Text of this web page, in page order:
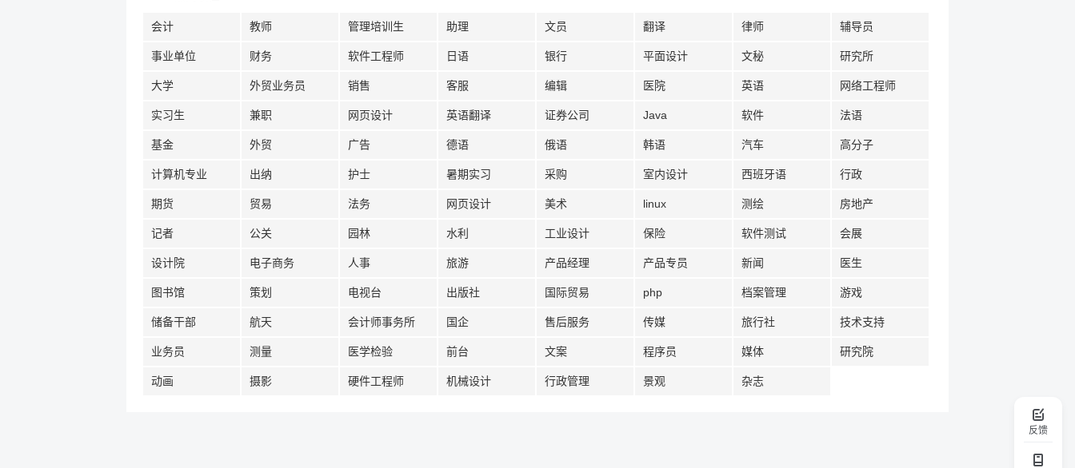
反馈
会计 教师 管理培训生 助理 文员 翻译 律师 辅导员
事业单位 财务 软件工程师 日语 银行 平面设计 文秘 研究所
大学 外贸业务员 销售 客服 编辑 医院 英语 网络工程师
实习生 兼职 网页设计 英语翻译 证券公司 Java 软件 法语
基金 外贸 广告 德语 俄语 韩语 汽车 高分子
计算机专业 出纳 护士 暑期实习 采购 室内设计 西班牙语 行政
期货 贸易 法务 网页设计 美术 linux 测绘 房地产
记者 公关 园林 水利 工业设计 保险 软件测试 会展
设计院 电子商务 人事 旅游 产品经理 产品专员 新闻 医生
图书馆 策划 电视台 出版社 国际贸易 php 档案管理 游戏
储备干部 航天 会计师事务所 国企 售后服务 传媒 旅行社 技术支持
业务员 测量 医学检验 前台 文案 程序员 媒体 研究院
动画 摄影 硬件工程师 机械设计 行政管理 景观 杂志